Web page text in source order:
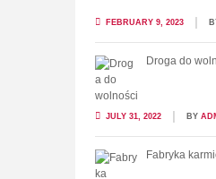
FEBRUARY 9, 2023
Droga do
JULY 31, 2022 BY
Fabryka